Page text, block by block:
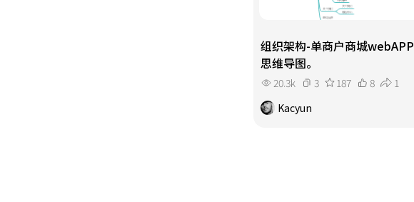
组织架构-单商户商城webAPP
思维导图。
20.3k 3 187 8
1
Kacyun